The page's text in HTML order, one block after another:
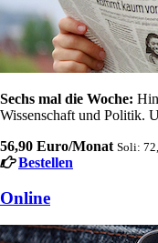
Sechs mal die Woche:
Wissenschaft und Politik.
56,90 Euro/Monat Soli:
Bestellen
Online